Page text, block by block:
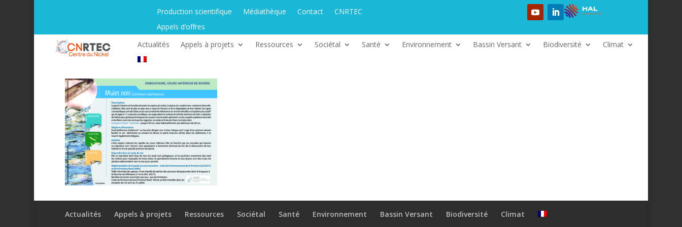
Production scientifique Médiathèque Contact
CNRTEC
Appels d’offres
Actualités
Appels à projets Ressources Sociétal Santé Environnement Bassin Versant Biodiversité Climat
Actualités Appels à projets Ressources Sociétal Santé Environnement Bassin Versant Biodiversité Climat